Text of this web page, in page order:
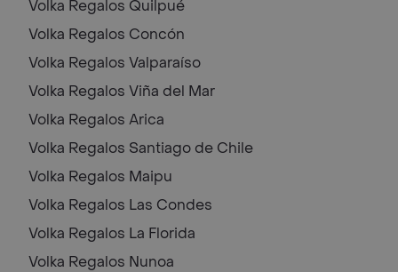
Volka Regalos Quilpué
Volka Regalos Concón
Volka Regalos Valparaíso
Volka Regalos Viña del Mar
Volka Regalos Arica
Volka Regalos Santiago de Chile
Volka Regalos Maipu
Volka Regalos Las Condes
Volka Regalos La Florida
Volka Regalos Nunoa